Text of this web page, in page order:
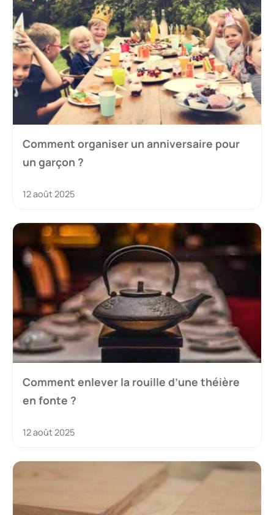
Comment organiser un anniversaire pour
un garçon ?
12 août 2025
Comment enlever la rouille d’une théière
en fonte ?
12 août 2025